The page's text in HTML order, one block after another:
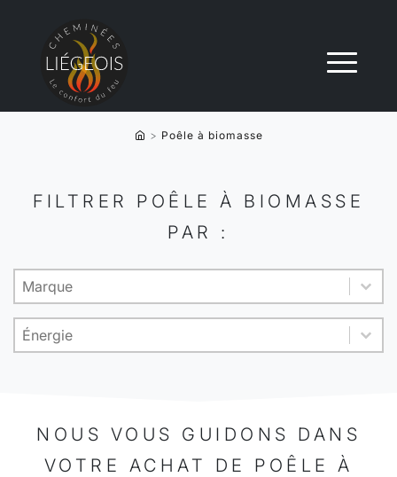
> Poêle à biomasse
FILTRER POÊLE À BIOMASSE
PAR :
Product brand
Sélectionnez le contenu
Sélectionnez le contenu
Energy
Sélectionnez le contenu
Sélectionnez le contenu
NOUS VOUS GUIDONS DANS
VOTRE ACHAT DE POÊLE À